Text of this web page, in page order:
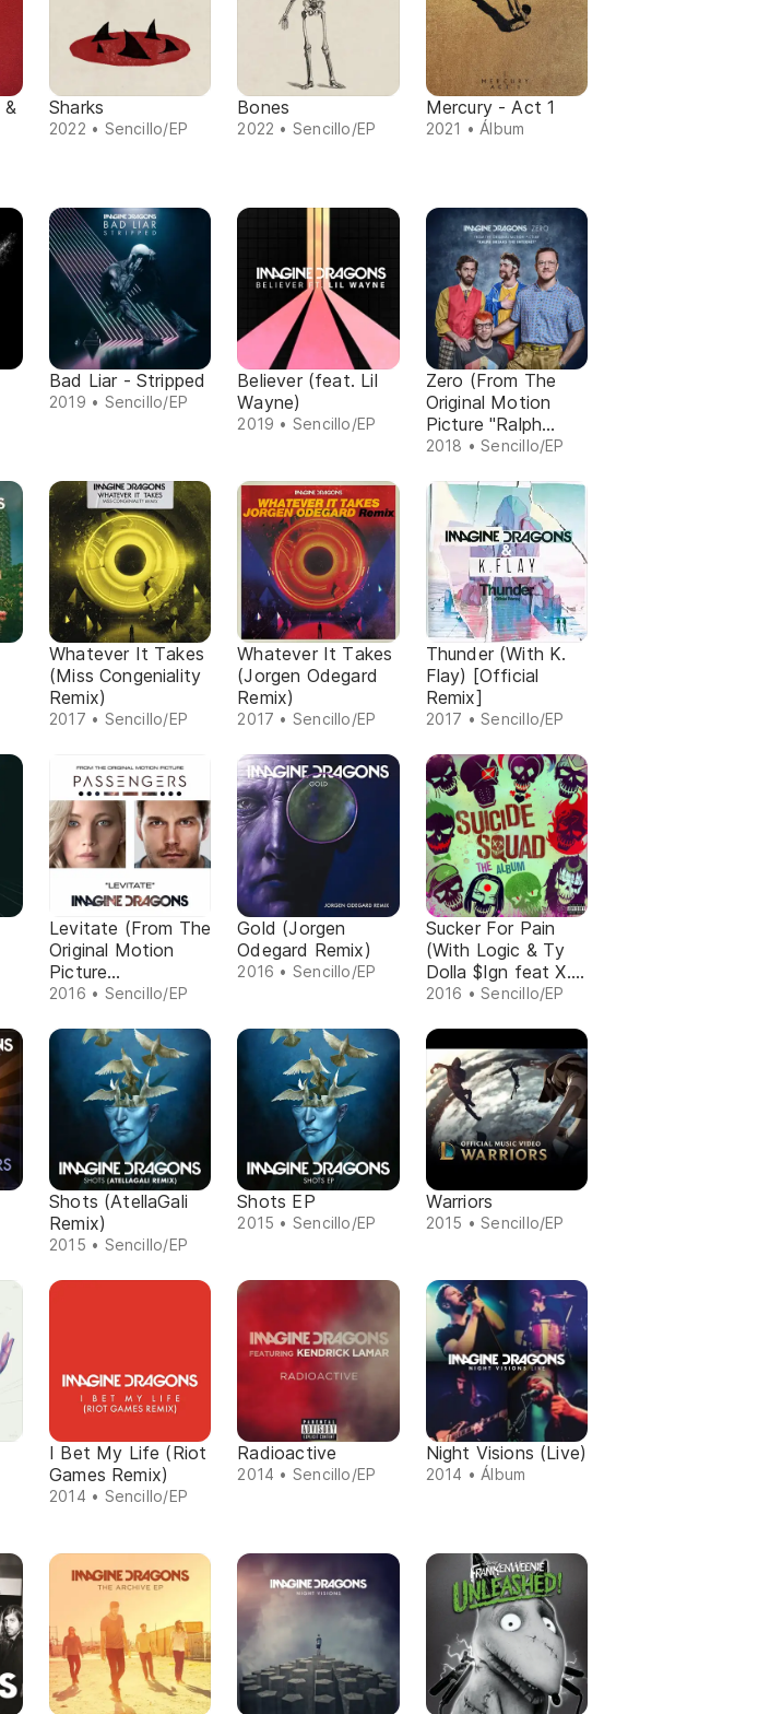
Sharks
2022 • Sencillo/EP
Bones
2022 • Sencillo/EP
Mercury - Act 1
2021 • Álbum
Bad Liar - Stripped
2019 • Sencillo/EP
Believer (feat. Lil
Wayne)
2019 • Sencillo/EP
Zero (From The
Original Motion
Picture "Ralph
Breaks The
2018 • Sencillo/EP
Whatever It Takes
(Miss Congeniality
Remix)
2017 • Sencillo/EP
Whatever It Takes
(Jorgen Odegard
Remix)
2017 • Sencillo/EP
Thunder (With K.
Flay) [Official
Remix]
2017 • Sencillo/EP
Levitate (From The
Original Motion
Picture
"Passengers")
2016 • Sencillo/EP
Gold (Jorgen
Odegard Remix)
2016 • Sencillo/EP
Sucker For Pain
(With Logic & Ty
Dolla $Ign feat X.
Ambassadors)
2016 • Sencillo/EP
Shots (AtellaGali
Remix)
2015 • Sencillo/EP
Shots EP
2015 • Sencillo/EP
Warriors
2015 • Sencillo/EP
I Bet My Life (Riot
Games Remix)
2014 • Sencillo/EP
Radioactive
2014 • Sencillo/EP
Night Visions (Live)
2014 • Álbum